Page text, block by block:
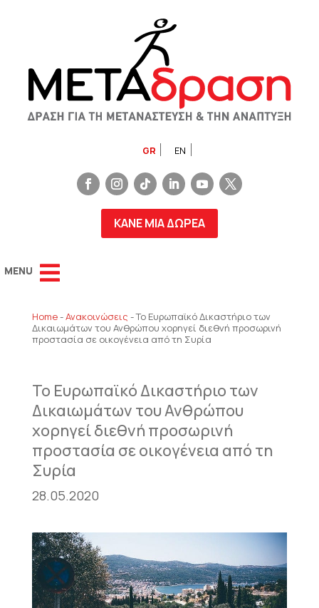
GR EN
ΚΑΝΕ ΜΙΑ ΔΩΡΕΑ
Home-Ανακοινώσεις -Το Ευρωπαϊκό Δικαστήριο των
Δικαιωμάτων του Ανθρώπου χορηγεί διεθνή προσωρινή
προστασία σε οικογένεια από τη Συρία
Το Ευρωπαϊκό Δικαστήριο των
Δικαιωμάτων του Ανθρώπου
χορηγεί διεθνή προσωρινή
προστασία σε οικογένεια από τη
Συρία
28.05.2020